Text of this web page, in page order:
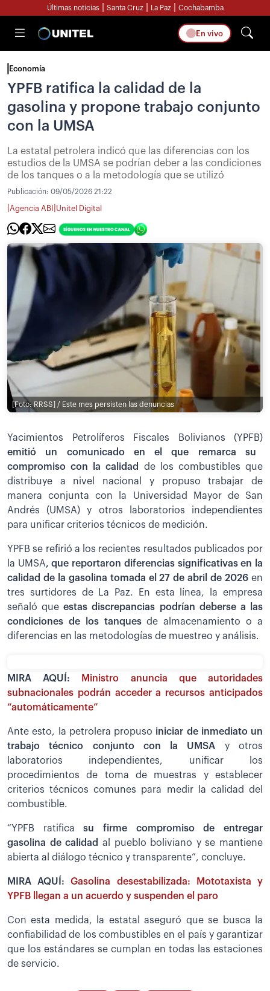
Últimas noticias Santa Cruz La Paz Cochabamba
En vivo
Economía
YPFB ratifica la calidad de la
gasolina y propone trabajo conjunto
con la UMSA
La estatal petrolera indicó que las diferencias con los
estudios de la UMSA se podrían deber a las condiciones
de los tanques o a la metodología que se utilizó
Publicación: 09/05/2026 21:22
Agencia ABI Unitel Digital
[Foto: RRSS] / Este mes persisten las denuncias
Yacimientos Petrolíferos Fiscales Bolivianos (YPFB)
emitió un comunicado en el que remarca su
compromiso con la calidad de los combustibles que
distribuye a nivel nacional y propuso trabajar de
manera conjunta con la Universidad Mayor de San
Andrés (UMSA) y otros laboratorios independientes
para unificar criterios técnicos de medición.
YPFB se refirió a los recientes resultados publicados por
la UMSA, que reportaron diferencias significativas en la
calidad de la gasolina tomada el 27 de abril de 2026 en
tres surtidores de La Paz. En esta línea, la empresa
señaló queestas discrepancias podrían deberse a las
condiciones de los tanquesde almacenamiento o a
diferencias en las metodologías de muestreo y análisis.
MIRA AQUÍ:
Ministro anuncia que autoridades
subnacionales podrán acceder a recursos anticipados
“automáticamente”
Ante esto, la petrolera propuso iniciar de inmediato un
trabajo técnico conjunto con la UMSA y otros
laboratorios independientes, unificar los
procedimientos de toma de muestras y establecer
criterios técnicos comunes para medir la calidad del
combustible.
“YPFB ratifica su firme compromiso de entregar
gasolina de calidad
al pueblo boliviano y se mantiene
abierta al diálogo técnico y transparente”, concluye.
MIRA AQUÍ:Gasolina desestabilizada: Mototaxista y
YPFB llegan a un acuerdo y suspenden el paro
Con esta medida, la estatal aseguró que se busca la
confiabilidad de los combustibles en el país y garantizar
que los estándares se cumplan en todas las estaciones
de servicio.